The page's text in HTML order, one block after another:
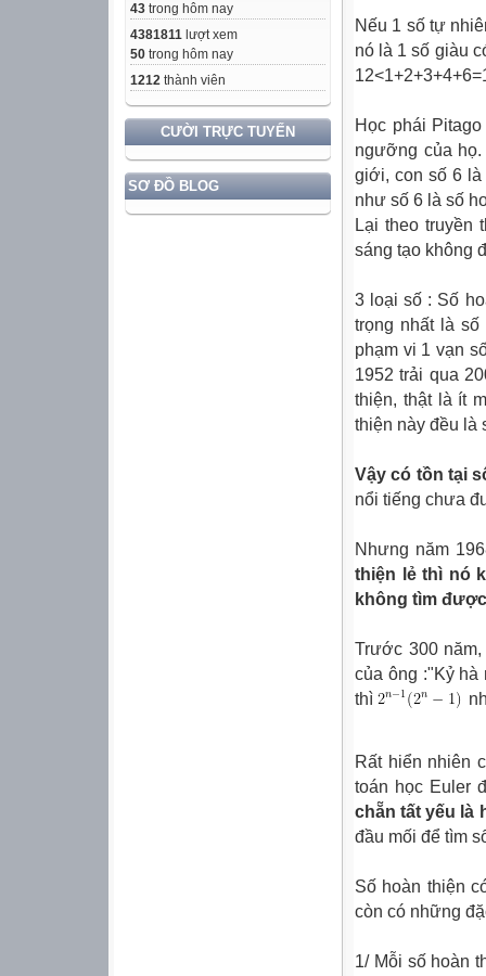
43 trong hôm nay
4381811 lượt xem
50 trong hôm nay
1212 thành viên
CƯỜI TRỰC TUYẾN
SƠ ĐỒ BLOG
Nếu 1 số tự
nó là 1 số giàu
Học phái
ngưỡng của
giới, con số 6 là
như số 6 là số
Lại theo truyền
sáng tạo không
3 loại số : Số
trọng nhất là số
phạm vi 1 vạn
1952 trải qua
thiện, thật là ít
thiện này đều là
Vậy có tồn tại
nổi tiếng chưa
Nhưng năm
thiện lẻ thì nó
không tìm
Trước 300
của ông :"Kỷ
thì
Rất hiển nhiên
toán học Euler
chẵn tất yếu là
đầu mối để tìm
Số hoàn thiện
còn có những
1/ Mỗi số hoàn